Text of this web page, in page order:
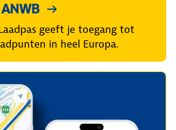
geeft je toegang tot
in heel Europa.